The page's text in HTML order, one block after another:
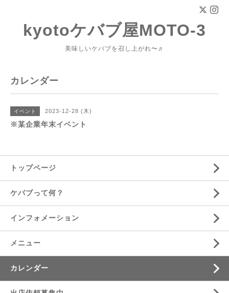
kyotoケバブ屋MOTO-3
美味しいケバブを召し上がれ〜♬
カレンダー
イベント 2023-12-28 (木)
※某企業年末イベント
トップページ
ケバブって何？
インフォメーション
メニュー
カレンダー